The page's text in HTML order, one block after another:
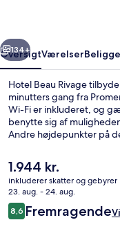
Næste
134+
OversigtVærelser
Hotel Beau Rivage
minutters gang fra
Wi-Fi er inkluderet, og
benytte sig af
Andre højdepunkter på
personale og
rejsende. Offentlig
Vieille Ville
Sporvognsstation ligger 8
Den
nuværende
pris
er
1.944 kr.
1.944 kr.
inkluderer skatter og gebyrer
23. aug. - 24. aug.
Anmeldelser
8,68,6 ud af 10.
Fremragende